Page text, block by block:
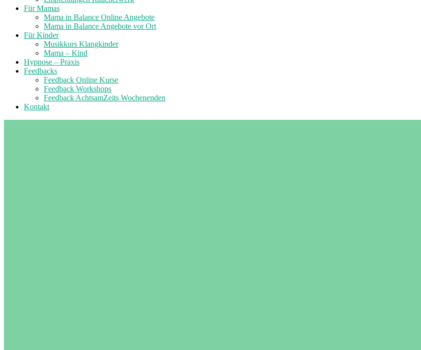
Für Mamas
Mama in Balance Online Angebote
Mama in Balance Angebote vor Ort
Für Kinder
Musikkurs Klangkinder
Mama – Kind
Hypnose – Praxis
Feedbacks
Feedback Online Kurse
Feedback Workshops
Feedback AchtsamZeits Wochenenden
Kontakt